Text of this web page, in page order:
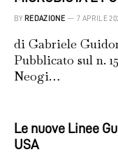
BY REDAZIONE 7 APRILE
di Gabriele
Pubblicato sul n.
Neogi…
Le nuove Linee
USA